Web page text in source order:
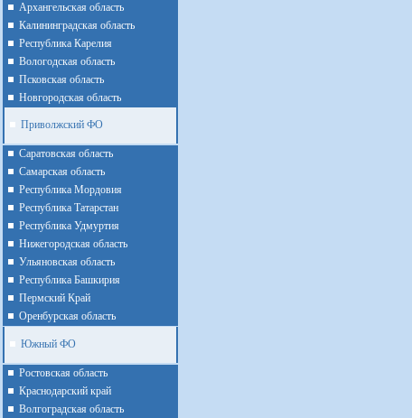
Архангельская область
Калининградская область
Республика Карелия
Вологодская область
Псковская область
Новгородская область
Приволжский ФО
Cаратовская область
Cамарская область
Республика Мордовия
Республика Татарстан
Республика Удмуртия
Нижегородская область
Ульяновская область
Республика Башкирия
Пермский Край
Оренбурская область
Южный ФО
Ростовская область
Краснодарский край
Волгоградская область